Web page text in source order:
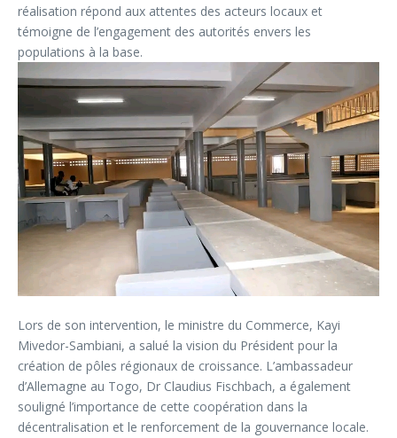
réalisation répond aux attentes des acteurs locaux et
témoigne de l’engagement des autorités envers les
populations à la base.
Lors de son intervention, le ministre du Commerce, Kayi
Mivedor-Sambiani, a salué la vision du Président pour la
création de pôles régionaux de croissance. L’ambassadeur
d’Allemagne au Togo, Dr Claudius Fischbach, a également
souligné l’importance de cette coopération dans la
décentralisation et le renforcement de la gouvernance locale.